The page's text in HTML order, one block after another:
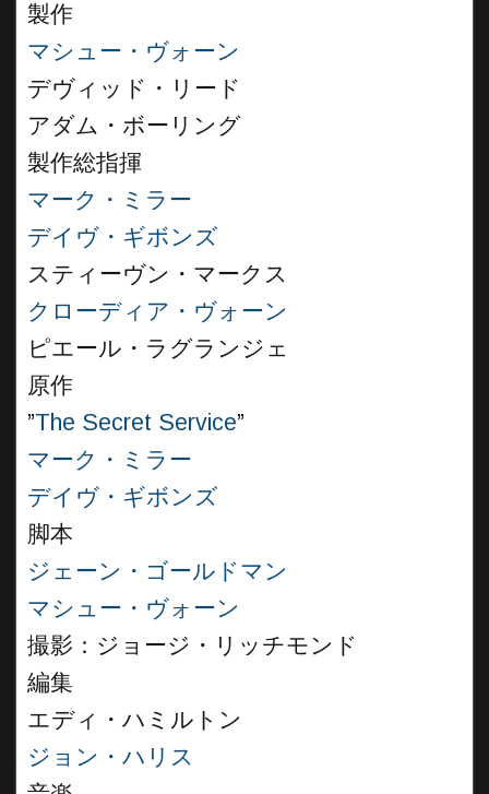
製作
マシュー・ヴォーン
デヴィッド・リード
アダム・ボーリング
製作総指揮
マーク・ミラー
デイヴ・ギボンズ
スティーヴン・マークス
クローディア・ヴォーン
ピエール・ラグランジェ
原作
”The Secret Service”
マーク・ミラー
デイヴ・ギボンズ
脚本
ジェーン・ゴールドマン
マシュー・ヴォーン
撮影：ジョージ・リッチモンド
編集
エディ・ハミルトン
ジョン・ハリス